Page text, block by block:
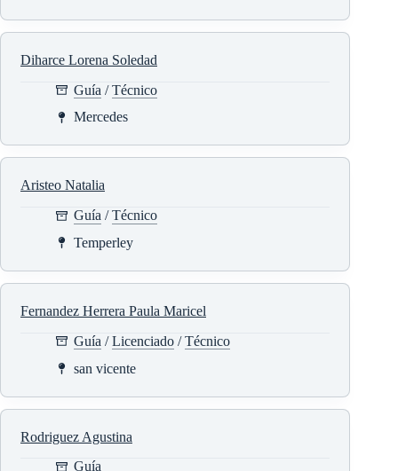
Diharce Lorena Soledad
Guía /Técnico
Mercedes
Aristeo Natalia
Guía /Técnico
Temperley
Fernandez Herrera Paula Maricel
Guía /Licenciado /Técnico
san vicente
Rodriguez Agustina
Guía